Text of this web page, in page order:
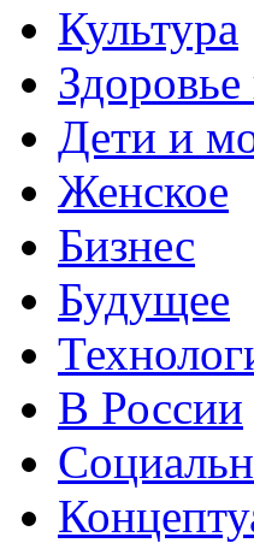
Культура
Дети и
Женское
Бизнес
Будущее
В России